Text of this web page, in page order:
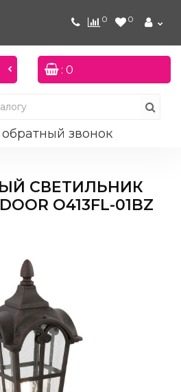
0 0
: 0
обратный звонок
СВЕТИЛЬНИК
O413FL-01BZ